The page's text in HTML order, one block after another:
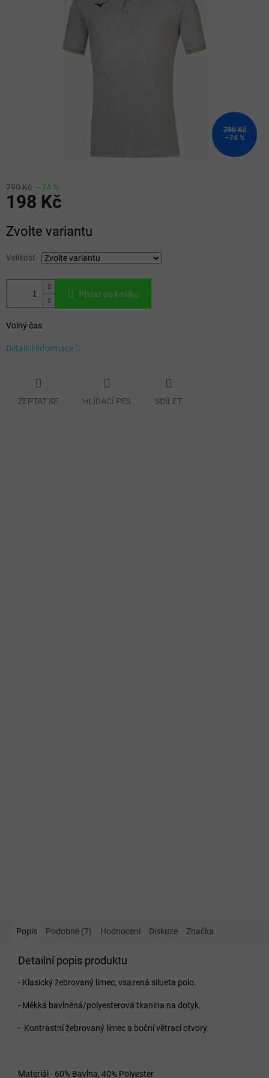
790 Kč
–74 %
790 Kč –74 %
198 Kč
cena:
Zvolte variantu
Velikost
Přidat do košíku
Volný čas
Detailní informace
ZEPTAT SE HLÍDACÍ PES SDÍLET
Popis Podobné (7) Hodnocení Diskuze Značka
Detailní popis produktu
- Klasický žebrovaný límec, vsazená silueta polo.
- Měkká bavlněná/polyesterová tkanina na dotyk.
- Kontrastní žebrovaný límec a boční větrací otvory.
Materiál - 60% Bavlna, 40% Polyester